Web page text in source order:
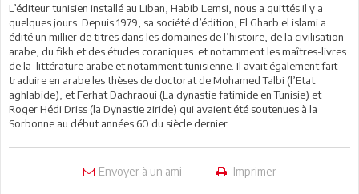
L’éditeur tunisien installé au Liban, Habib Lemsi, nous a quittés il y a
quelques jours. Depuis 1979, sa société d’édition, El Gharb el islami a
édité un millier de titres dans les domaines de l’histoire, de la civilisation
arabe, du fikh et des études coraniques et notamment les maîtres-livres
de la littérature arabe et notamment tunisienne. Il avait également fait
traduire en arabe les thèses de doctorat de Mohamed Talbi (l’Etat
aghlabide), et Ferhat Dachraoui (La dynastie fatimide en Tunisie) et
Roger Hédi Driss (la Dynastie ziride) qui avaient été soutenues à la
Sorbonne au début années 60 du siècle dernier.
Envoyer à un ami Imprimer